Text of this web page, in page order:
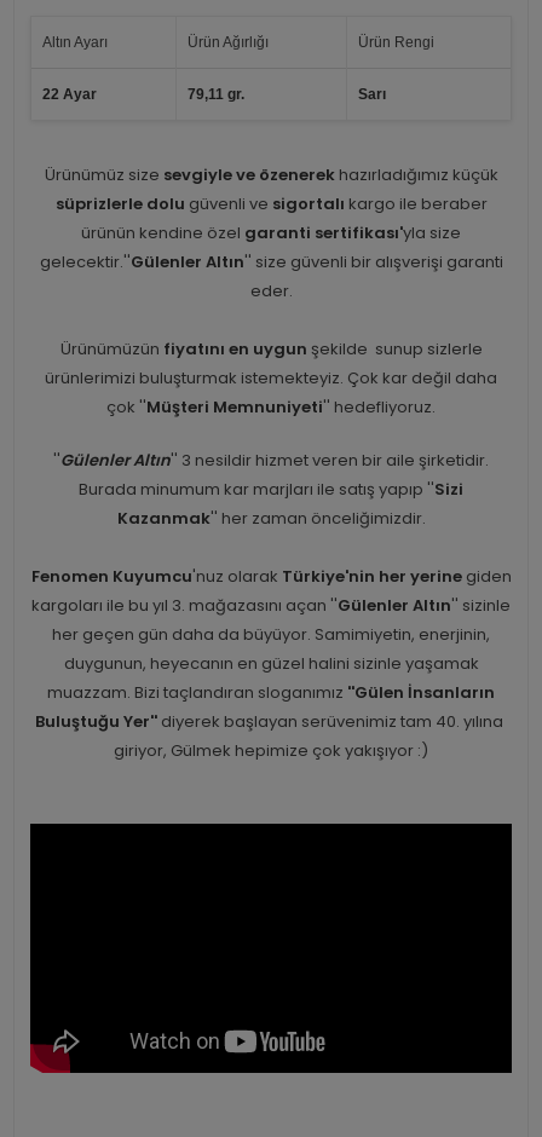
Altın Ayarı Ürün Ağırlığı Ürün Rengi
22 Ayar 79,11 gr. Sarı
Ürünümüz size sevgiyle ve özenerekhazırladığımız küçük
süprizlerle dolu güvenli ve sigortalı kargo ile beraber
ürünün kendine özel garanti sertifikası'yla size
gelecektir.''Gülenler Altın'' size güvenli bir alışverişi garanti
eder.
Ürünümüzün fiyatını en uygun şekilde sunup sizlerle
ürünlerimizi buluşturmak istemekteyiz. Çok kar değil daha
çok ''Müşteri Memnuniyeti'' hedefliyoruz.
''Gülenler Altın'' 3 nesildir hizmet veren bir aile şirketidir.
Burada minumum kar marjları ile satış yapıp ''Sizi
Kazanmak'' her zaman önceliğimizdir.
Fenomen Kuyumcu'nuz olarak Türkiye'nin her yerinegiden
kargoları ile bu yıl 3. mağazasını açan ''Gülenler Altın'' sizinle
her geçen gün daha da büyüyor. Samimiyetin, enerjinin,
duygunun, heyecanın en güzel halini sizinle yaşamak
muazzam. Bizi taçlandıran sloganımız ''Gülen İnsanların
Buluştuğu Yer'' diyerek başlayan serüvenimiz tam 40. yılına
giriyor, Gülmek hepimize çok yakışıyor :)